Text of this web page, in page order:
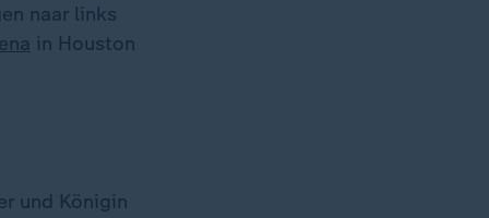
naar links
in Houston
und Königin